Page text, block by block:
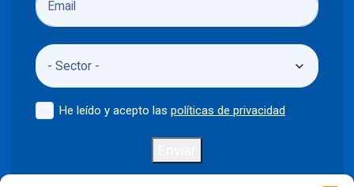
He leído y acepto laspolíticas de privacidad